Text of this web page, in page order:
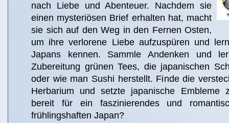
nach Liebe und Abenteuer. Nachdem sie
einen mysteriösen Brief erhalten hat, macht
sie sich auf den Weg in den Fernen Osten,
um ihre verlorene Liebe aufzuspüren und
Japans kennen. Sammle Andenken und
Zubereitung grünen Tees, die japanischen
oder wie man Sushi herstellt. Finde die
Herbarium und setzte japanische Embleme
bereit für ein faszinierendes und
frühlingshaften Japan?